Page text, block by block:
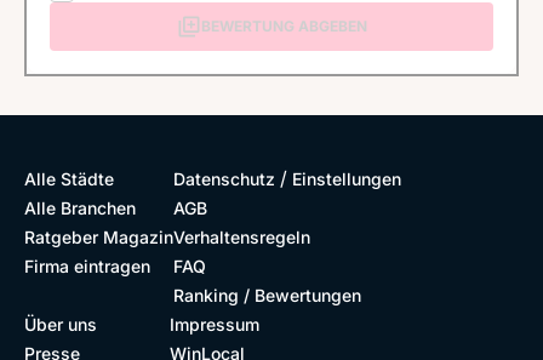
BEWERTUNG ABGEBEN
Alle Städte
Alle Branchen
Ratgeber Magazin
Firma eintragen
Datenschutz / Einstellungen
AGB
Verhaltensregeln
FAQ
Ranking / Bewertungen
Über uns
Presse
Impressum
WinLocal